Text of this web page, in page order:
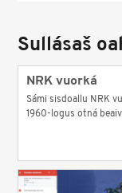
Sullásaš
NRK vuorká
Sámi sisdoallu NRK
1960-logus otná